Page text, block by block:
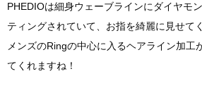
PHEDIOは細身ウェーブラインにダイヤモ
ティングされていて、お指を綺麗に見せて
メンズのRingの中心に入るヘアライン加工
てくれますね！